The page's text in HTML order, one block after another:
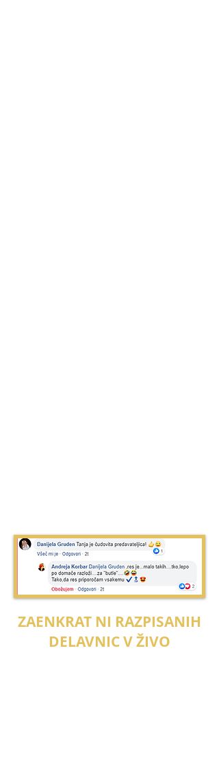
ZAENKRAT NI RAZPISANIH
DELAVNIC V ŽIVO